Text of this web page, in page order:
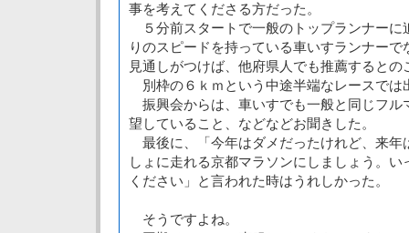
事を考えてくださる方だった。
５分前スタートで一般のトップランナーに
りのスピードを持っている車いすランナー
見通しがつけば、他府県人でも推薦するとの
別枠の６ｋｍという中途半端なレースでは
振興会からは、車いすでも一般と同じフル
望していること、などなどお聞きした。
最後に、「今年はダメだったけれど、来年
しょに走れる京都マラソンにしましょう。
ください」と言われた時はうれしかった。
そうですよね。